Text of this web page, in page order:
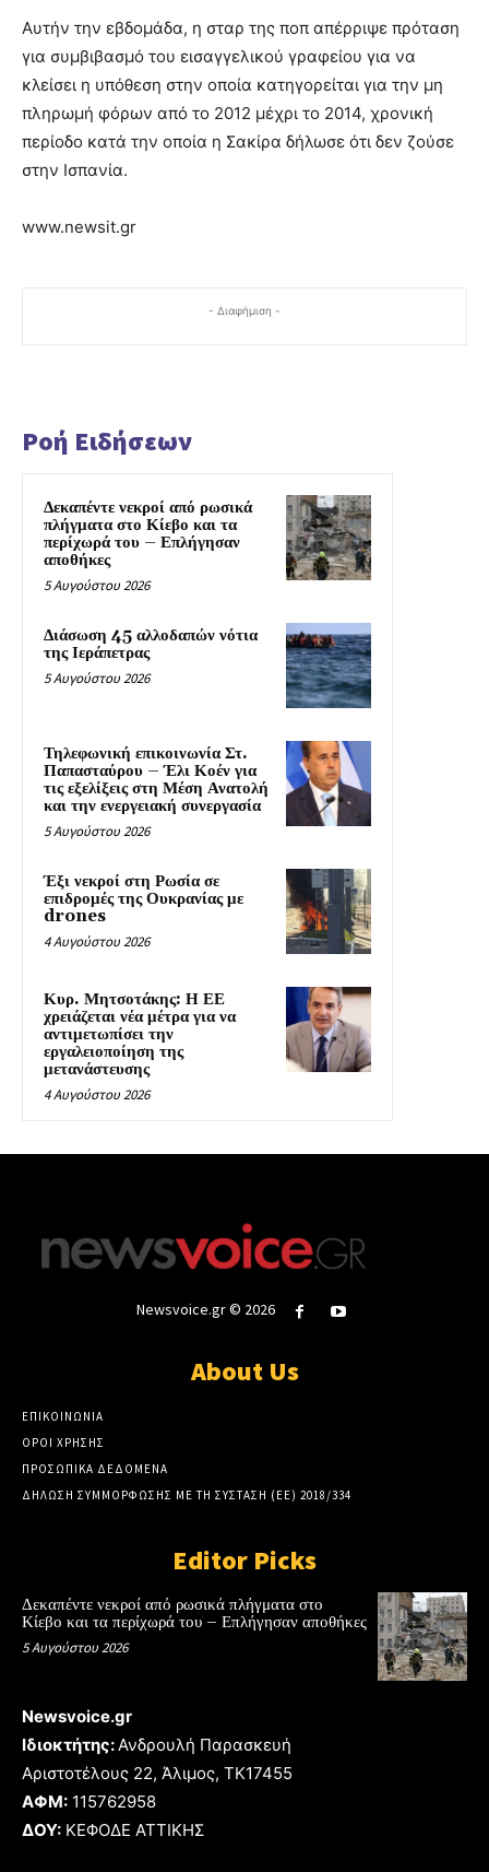
Αυτήν την εβδομάδα, η σταρ της ποπ απέρριψε πρόταση
για συμβιβασμό του εισαγγελικού γραφείου για να
κλείσει η υπόθεση στην οποία κατηγορείται για την μη
πληρωμή φόρων από το 2012 μέχρι το 2014, χρονική
περίοδο κατά την οποία η Σακίρα δήλωσε ότι δεν ζούσε
στην Ισπανία.
www.newsit.gr
- Διαφήμιση -
Ροή Ειδήσεων
Δεκαπέντε νεκροί από ρωσικά
πλήγματα στο Κίεβο και τα
περίχωρά του – Επλήγησαν
αποθήκες
5 Αυγούστου 2026
Διάσωση 45 αλλοδαπών νότια
της Ιεράπετρας
5 Αυγούστου 2026
Τηλεφωνική επικοινωνία Στ.
Παπασταύρου – Έλι Κοέν για
τις εξελίξεις στη Μέση Ανατολή
και την ενεργειακή συνεργασία
5 Αυγούστου 2026
Έξι νεκροί στη Ρωσία σε
επιδρομές της Ουκρανίας με
drones
4 Αυγούστου 2026
Κυρ. Μητσοτάκης: Η ΕΕ
χρειάζεται νέα μέτρα για να
αντιμετωπίσει την
εργαλειοποίηση της
μετανάστευσης
4 Αυγούστου 2026
Newsvoice.gr © 2026
About Us
ΕΠΙΚΟΙΝΩΝΙΑ
ΟΡΟΙ ΧΡΗΣΗΣ
ΠΡΟΣΩΠΙΚΑ ΔΕΔΟΜΕΝΑ
ΔΗΛΩΣΗ ΣΥΜΜΟΡΦΩΣΗΣ ΜΕ ΤΗ ΣΥΣΤΑΣΗ (ΕΕ) 2018/334
Editor Picks
Δεκαπέντε νεκροί από ρωσικά πλήγματα στο
Κίεβο και τα περίχωρά του – Επλήγησαν αποθήκες
5 Αυγούστου 2026
Newsvoice.gr
Ιδιοκτήτης:Ανδρουλή Παρασκευή
Αριστοτέλους 22, Άλιμος, TK17455
ΑΦΜ: 115762958
ΔΟΥ: ΚΕΦΟΔΕ ΑΤΤΙΚΗΣ